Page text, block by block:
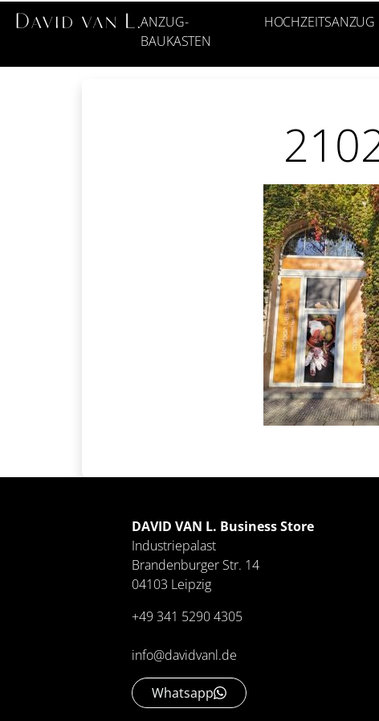
ANZUG-
BAUKASTEN
HOCHZEITSANZUG
DAVID VAN L. Business Store
Industriepalast
Brandenburger Str. 14
04103 Leipzig
+49 341 5290 4305
info@davidvanl.de
Whatsapp